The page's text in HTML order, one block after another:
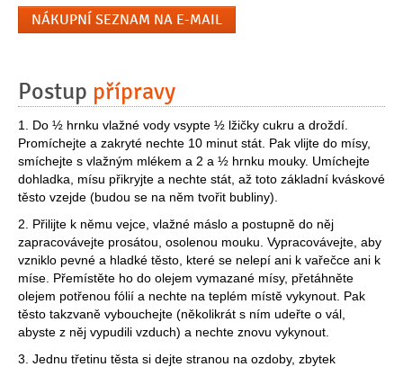
NÁKUPNÍ SEZNAM NA E-MAIL
Postup přípravy
1. Do ½ hrnku vlažné vody vsypte ½ lžičky cukru a droždí.
Promíchejte a zakryté nechte 10 minut stát. Pak vlijte do mísy,
smíchejte s vlažným mlékem a 2 a ½ hrnku mouky. Umíchejte
dohladka, mísu přikryjte a nechte stát, až toto základní kváskové
těsto vzejde (budou se na něm tvořit bubliny).
2. Přilijte k němu vejce, vlažné máslo a postupně do něj
zapracovávejte prosátou, osolenou mouku. Vypracovávejte, aby
vzniklo pevné a hladké těsto, které se nelepí ani k vařečce ani k
míse. Přemístěte ho do olejem vymazané mísy, přetáhněte
olejem potřenou fólií a nechte na teplém místě vykynout. Pak
těsto takzvaně vybouchejte (několikrát s ním udeřte o vál,
abyste z něj vypudili vzduch) a nechte znovu vykynout.
3. Jednu třetinu těsta si dejte stranou na ozdoby, zbytek